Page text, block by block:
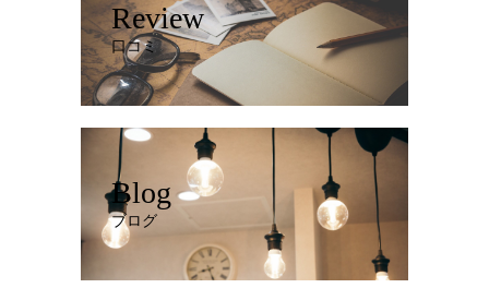
Review
口コミ
Blog
ブログ